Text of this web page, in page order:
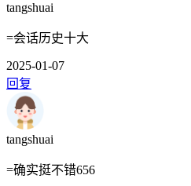
tangshuai
=会话历史十大
2025-01-07
回复
tangshuai
=确实挺不错656